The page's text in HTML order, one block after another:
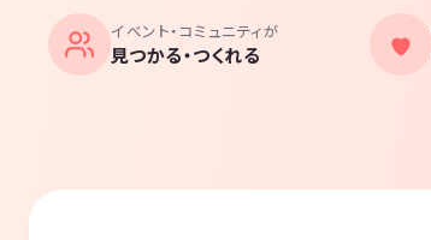
イベント・コミュニティが
見つかる・つくれる